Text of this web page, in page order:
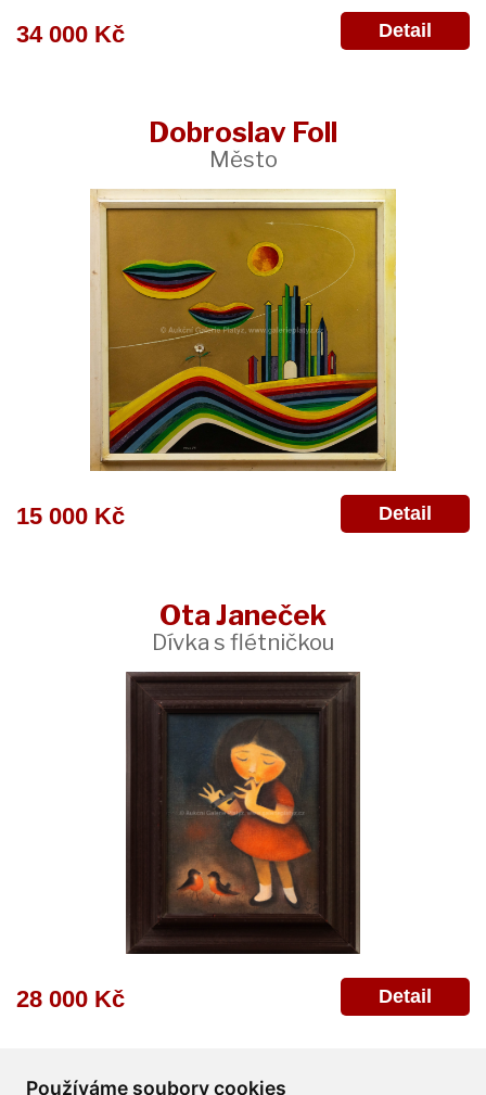
Používáme soubory cookies
34 000 Kč Detail
Dobroslav Foll
Město
15 000 Kč Detail
Ota Janeček
Dívka s flétničkou
28 000 Kč Detail